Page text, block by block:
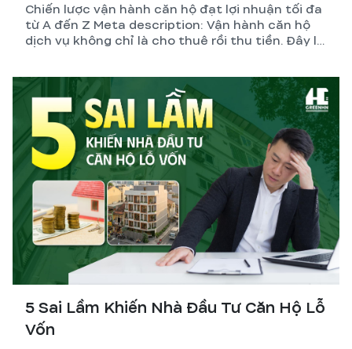
Chiến lược vận hành căn hộ đạt lợi nhuận tối đa
từ A đến Z Meta description: Vận hành căn hộ
dịch vụ không chỉ là cho thuê rồi thu tiền. Đây là
giúp chủ đầu tư đạt lợi nhuận bền vững.
5 Sai Lầm Khiến Nhà Đầu Tư Căn Hộ Lỗ
Vốn